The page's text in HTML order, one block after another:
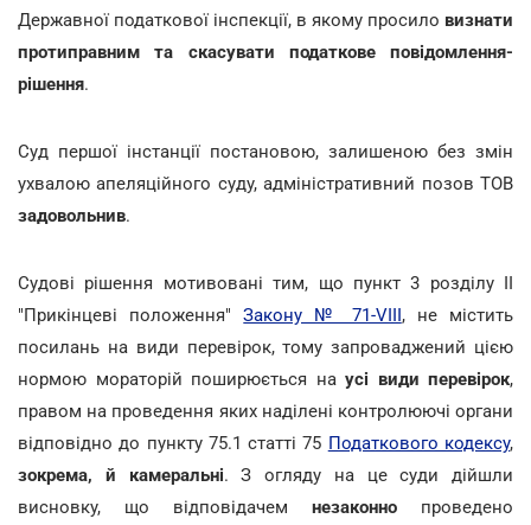
Державної податкової інспекції, в якому просило визнати
протиправним та скасувати податкове повідомлення-
рішення.
Суд першої інстанції постановою, залишеною без змін
ухвалою апеляційного суду, адміністративний позов ТОВ
задовольнив.
Судові рішення мотивовані тим, що пункт 3 розділу II
"Прикінцеві положення"Закону № 71-VIII, не містить
посилань на види перевірок, тому запроваджений цією
нормою мораторій поширюється на усі види перевірок,
правом на проведення яких наділені контролюючі органи
відповідно до пункту 75.1 статті 75 Податкового кодексу,
зокрема, й камеральні. З огляду на це суди дійшли
висновку, що відповідачем незаконно проведено